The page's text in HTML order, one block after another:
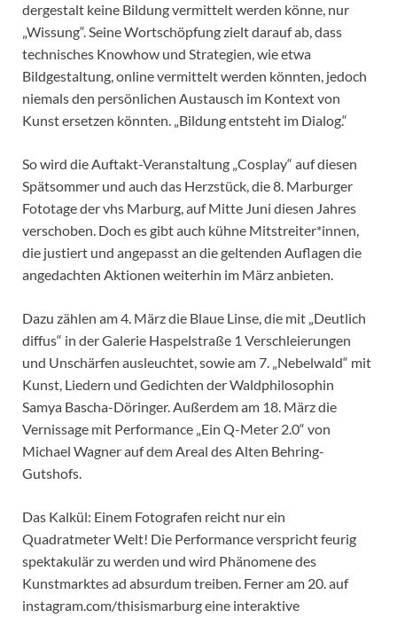
dergestalt keine Bildung vermittelt werden könne, nur
„Wissung“. Seine Wortschöpfung zielt darauf ab, dass
technisches Knowhow und Strategien, wie etwa
Bildgestaltung, online vermittelt werden könnten, jedoch
niemals den persönlichen Austausch im Kontext von
Kunst ersetzen könnten. „Bildung entsteht im Dialog.“
So wird die Auftakt-Veranstaltung „Cosplay“ auf diesen
Spätsommer und auch das Herzstück, die 8. Marburger
Fototage der vhs Marburg, auf Mitte Juni diesen Jahres
verschoben. Doch es gibt auch kühne Mitstreiter*innen,
die justiert und angepasst an die geltenden Auflagen die
angedachten Aktionen weiterhin im März anbieten.
Dazu zählen am 4. März die Blaue Linse, die mit „Deutlich
diffus“ in der Galerie Haspelstraße 1 Verschleierungen
und Unschärfen ausleuchtet, sowie am 7. „Nebelwald“ mit
Kunst, Liedern und Gedichten der Waldphilosophin
Samya Bascha-Döringer. Außerdem am 18. März die
Vernissage mit Performance „Ein Q-Meter 2.0“ von
Michael Wagner auf dem Areal des Alten Behring-
Gutshofs.
Das Kalkül: Einem Fotografen reicht nur ein
Quadratmeter Welt! Die Performance verspricht feurig
spektakulär zu werden und wird Phänomene des
Kunstmarktes ad absurdum treiben. Ferner am 20. auf
instagram.com/thisismarburg eine interaktive